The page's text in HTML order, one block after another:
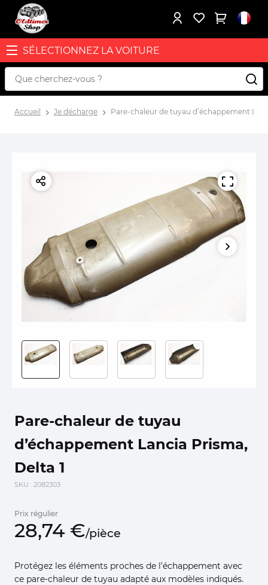
SÉLECTIONNEZ LA VOITURE
Accueil Je décharge Pare-chaleur de tuyau d’échappement
Pare-chaleur de tuyau
d’échappement Lancia Prisma,
Delta 1
SKU : 2082303
Prix régulier
28,74 €/pièce
Protégez les éléments proches de l’échappement avec
ce pare-chaleur de tuyau adapté aux modèles indiqués.